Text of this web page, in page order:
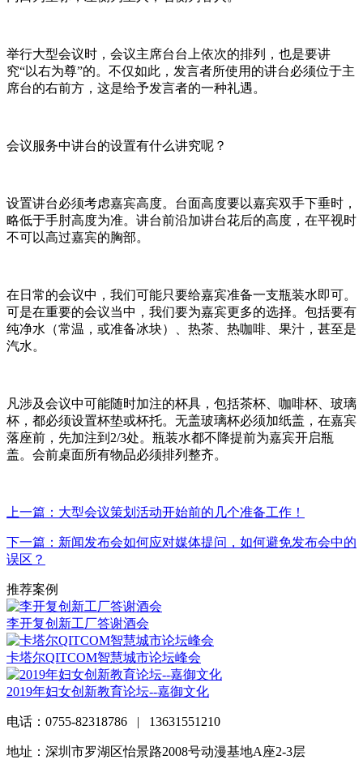
举行大型会议时，会议主席台台上依次的排列，也是要讲
究“以右为尊”的。不仅如此，发言者所使用的讲台必须位于主
席台的右前方，这是给予发言者的一种礼遇。
会议服务中讲台的设置有什么讲究呢？
设置讲台必须考虑嘉宾高度。台面高度要以嘉宾双手下垂时，
略低于手肘高度为准。讲台前沿加讲台花后的高度，在平视时
不可以高过嘉宾的胸部。
在日常的会议中，我们可能只要给嘉宾准备一支瓶装水即可。
可是在重要的会议当中，我们要为嘉宾更多的选择。包括要有
纯净水（常温，或准备冰块）、热茶、热咖啡、果汁，甚至是
汽水。
凡涉及会议中可能随时加注的杯具，包括茶杯、咖啡杯、玻璃
杯，都必须设置杯垫或杯托。无盖玻璃杯必须加纸盖，在嘉宾
落座前，先加注到2/3处。瓶装水都不降提前为嘉宾开启瓶
盖。会前桌面所有物品必须排列整齐。
上一篇：大型会议策划活动开始前的几个准备工作！
下一篇：新闻发布会如何应对媒体提问，如何避免发布会中的
误区？
推荐案例
李开复创新工厂答谢酒会
卡塔尔QITCOM智慧城市论坛峰会
2019年妇女创新教育论坛--嘉御文化
电话：0755-82318786 | 13631551210
地址：深圳市罗湖区怡景路2008号动漫基地A座2-3层